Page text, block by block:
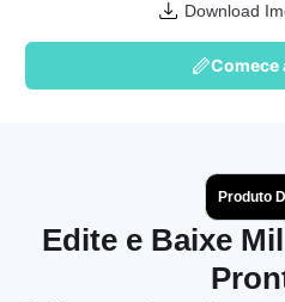
Download
Comece
Produto
Edite e Baixe